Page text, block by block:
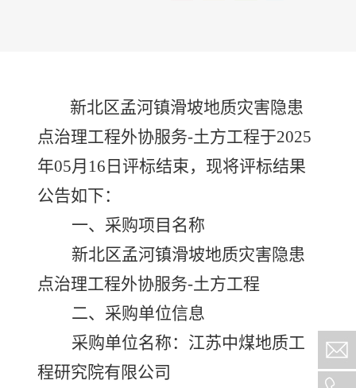
新北区孟河镇滑坡地质灾害隐患
点治理工程外协服务-土方工程于2025
年05月 16 日评标结束，现将评标结果
公告如下：
一、采购项目名称
新北区孟河镇滑坡地质灾害隐患
点治理工程外协服务-土方工程
二、采购单位信息
采购单位名称： 江苏中煤地质工
程研究院有限公司